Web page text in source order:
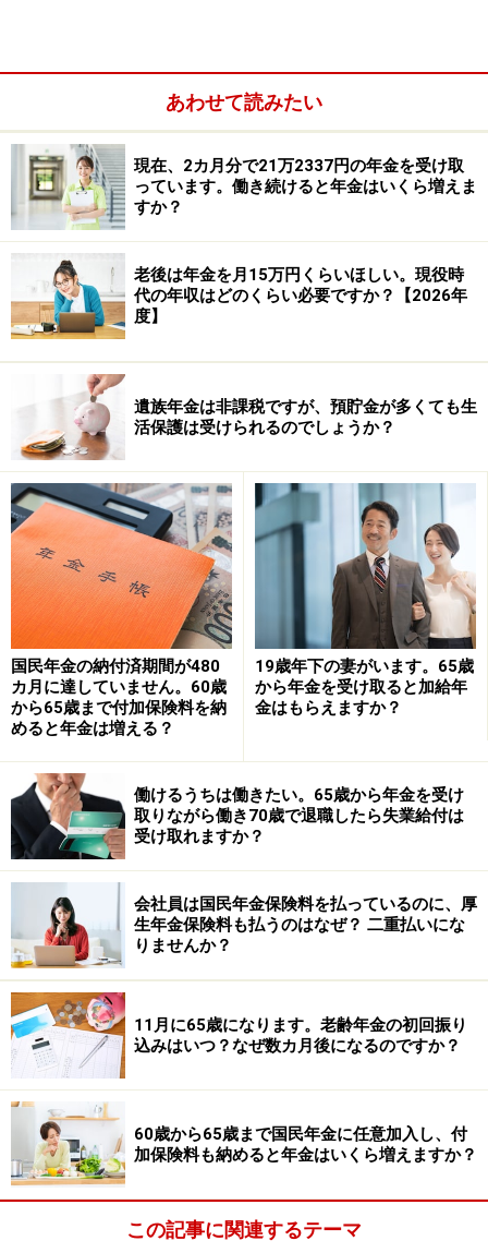
振替加算とは、国民年金保険の受給資格である加入期間
た。現在の年金制度が始まったのは、昭和61年4月から
であり、その時点で、すでに20歳以上となっている専業
主婦は、国民年金を満額を受け取るために必要な40年間
の加入期間を、満たすことができません。
その結果、65歳から満額の老齢基礎年金を受け取ること
ができず、老齢基礎年金も少なくなってしまいます。振
替加算は、そういった方の年金額を補う役目をもってい
ます。そのため生年月日によって加算される金額が違い
ます。もらえる人は、昭和61年4月時点で、すでに20歳
以上になっている人が対象なので、昭和41年（1966年）
4月1日生まれまでの人になります。
※年金についての質問がある人はコメント欄に書き込み
をお願いします。
監修・文／深川弘恵（ファイナンシャルプランナー）
【関連記事をチェック！】
「特別支給の老齢厚生年金」の手続きをしましたが、給
与額のせいで5万円減額となりました
年金を1年間払わないと、将来もらえる年金はいくら減
る？
特別支給の老齢年金をもらい始めたら、厚生年金には加
入できなくなる？
※記事内容は執筆時点のものです。最新の内容をご確認くださ
い。
本記事の内容は一般的な情報提供を目的としており、特定の金融
商品や投資行動を推奨するものではありません。
投資や資産運用に関する最終的なご判断はご自身の責任において
あわせて読みたい
現在、2カ月分で21万2337円の年金を受け取
っています。働き続けると年金はいくら増えま
すか？
老後は年金を月15万円くらいほしい。現役時
代の年収はどのくらい必要ですか？【2026年
度】
遺族年金は非課税ですが、預貯金が多くても生
活保護は受けられるのでしょうか？
国民年金の納付済期間が480
カ月に達していません。60歳
から65歳まで付加保険料を納
めると年金は増える？
19歳年下の妻がいます。65歳
から年金を受け取ると加給年
金はもらえますか？
働けるうちは働きたい。65歳から年金を受け
取りながら働き70歳で退職したら失業給付は
受け取れますか？
会社員は国民年金保険料を払っているのに、厚
生年金保険料も払うのはなぜ？ 二重払いにな
りませんか？
11月に65歳になります。老齢年金の初回振り
込みはいつ？なぜ数カ月後になるのですか？
60歳から65歳まで国民年金に任意加入し、付
加保険料も納めると年金はいくら増えますか？
この記事に関連するテーマ